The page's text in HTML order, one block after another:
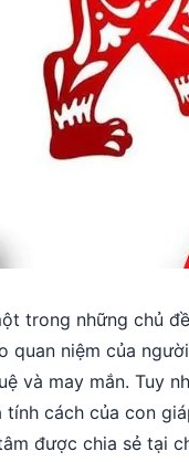
trong những chủ
quan niệm của
và may mắn. Tuy
tính cách của con
được chia sẻ tại